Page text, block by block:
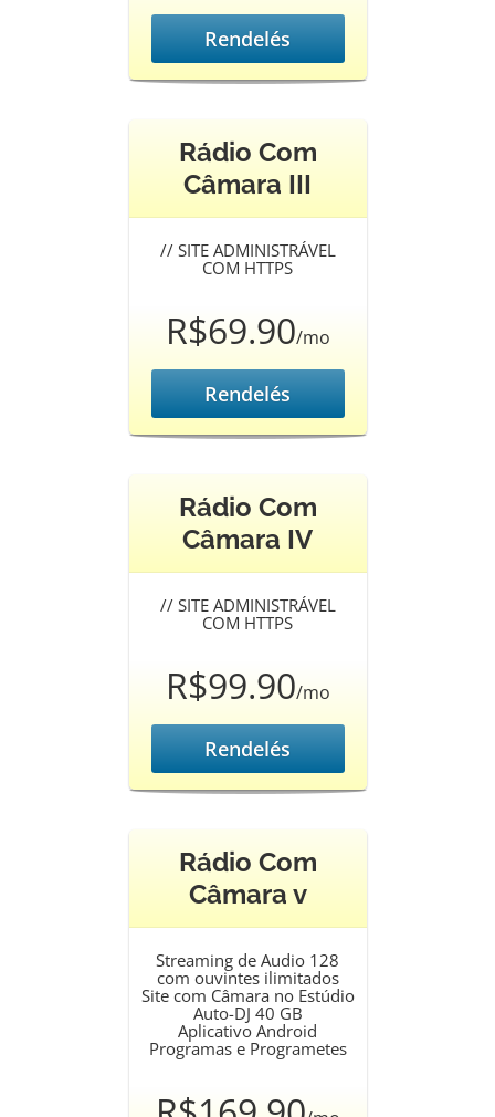
Rendelés
Rádio Com
Câmara III
//SITE ADMINISTRÁVEL
COM HTTPS
R$69.90/mo
Rendelés
Rádio Com
Câmara IV
//SITE ADMINISTRÁVEL
COM HTTPS
R$99.90/mo
Rendelés
Rádio Com
Câmara v
Streaming de Audio 128
com ouvintes ilimitados
Site com Câmara no Estúdio
Auto-DJ 40 GB
Aplicativo Android
Programas e Programetes